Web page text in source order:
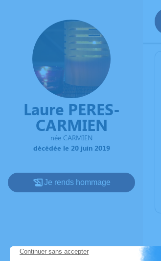
Laure PERES-
CARMIEN
née CARMIEN
décédée le 20 juin 2019
Je rends hommage